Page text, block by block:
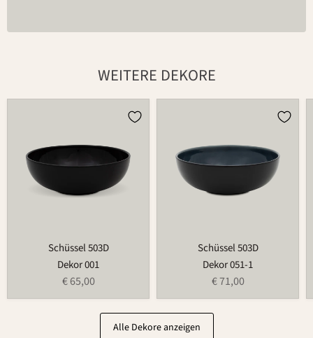
WEITERE DEKORE
Schüssel 503D
Dekor 001
€ 65,00
Schüssel 503D
Dekor 051-1
€ 71,00
Alle Dekore anzeigen